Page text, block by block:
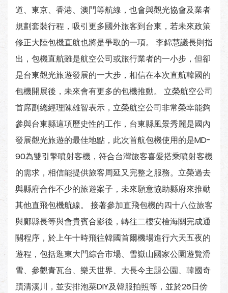
道、東京、香港、澳門等航線，也會與觀光協會及業者
規劃套裝行程，吸引更多國外旅客到台東，若未來政策
修正大陸包機直航也將是爭取的一項。 李錦慧議長則指
出，包機直航雖是航空公司或旅行業者的一小步，但卻
是台東觀光旅遊發展的一大步，相信在本次直航韓國的
包機開展後，未來會有更多的包機推動。 立榮航空公司
首席副總經理陳雄智表示，立榮航空公司非常榮幸能夠
參與台東縣這項歷史性的工作，台東縣風景秀麗是國內
發展觀光旅遊的最佳地點，此次首航包機使用的是MD-
90為雙引擎噴射客機，符合台灣旅客喜愛搭乘噴射客機
的需求，相信能提供旅客周延又完整之服務。立榮過去
與縣府合作不少的旅遊案子，未來願意協助縣府來推動
其他直飛包機航線。 接著參加直飛包機的四十八位旅客
與鄺縣長等與會貴賓合影後，轉往二樓安檢海關完成通
關程序，於上午十時飛往韓國首爾機場進行六天五夜的
遊程，包括逛東大門綜合市場、雪嶽山國家公園遊覽滑
雪、參觀青瓦台、樂天世界、大長今主題公園、韓國奇
蹟清溪川，並安排泡菜DIY及韓服拍照等，並於26日傍